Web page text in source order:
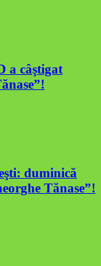
a câştigat
duminică
Tănase”!